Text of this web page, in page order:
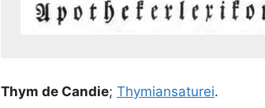
Thym de Can­die; Thy­mi­an­sa­turei.